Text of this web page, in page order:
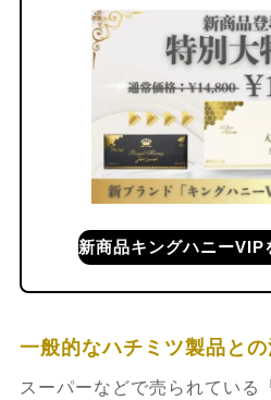
み手に入ります
よくある質問（FAQ
果・安全性に関する疑
6.1.Q1. ロイヤルハニ
VIP）はいつ飲むの
6.3.
Q3. 副作用が心
新商品キングハニー
一般的なハチミツ製品と
スーパーなどで売られている